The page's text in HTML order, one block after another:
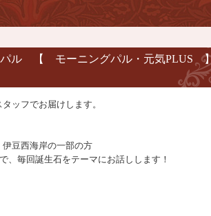
パル 【 モーニングパル・元気PLUS
ッフでお届けします。
豆西海岸の一部の方
、毎回誕生石をテーマにお話しします！